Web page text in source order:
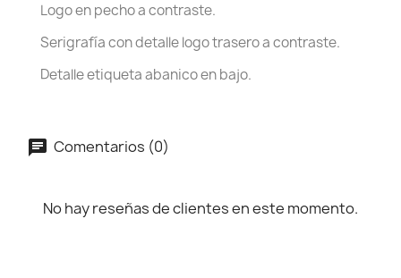
Logo en pecho a contraste.
Serigrafía con detalle logo trasero a contraste.
Detalle etiqueta abanico en bajo.
Comentarios (0)
No hay reseñas de clientes en este momento.